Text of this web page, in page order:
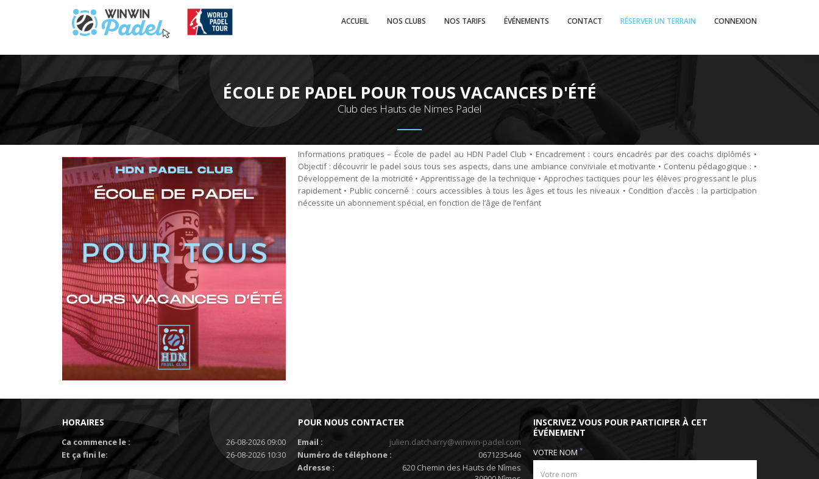
ACCUEIL NOS CLUBS NOS TARIFS ÉVÉNEMENTS CONTACT RÉSERVER UN TERRAIN CONNEXION
ÉCOLE DE PADEL POUR TOUS VACANCES D'ÉTÉ
Club des Hauts de Nimes Padel
Informations pratiques – École de padel au HDN Padel Club • Encadrement : cours encadrés par des coachs diplômés •
Objectif : découvrir le padel sous tous ses aspects, dans une ambiance conviviale et motivante • Contenu pédagogique : •
Développement de la motricité • Apprentissage de la technique • Approches tactiques pour les élèves progressant le plus
rapidement • Public concerné : cours accessibles à tous les âges et tous les niveaux • Condition d’accès : la participation
nécessite un abonnement spécial, en fonction de l’âge de l’enfant
HORAIRES
Ca commence le :
26-08-2026 09:00
Et ça fini le:
26-08-2026 10:30
POUR NOUS CONTACTER
Email :
julien.datcharry@winwin-padel.com
Numéro de téléphone :
0671235446
Adresse :
620 Chemin des Hauts de Nîmes
INSCRIVEZ VOUS POUR PARTICIPER À CET
ÉVÉNEMENT
VOTRE NOM*